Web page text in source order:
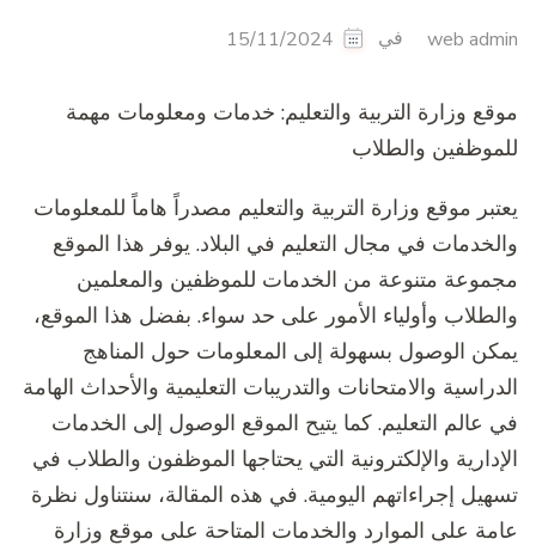
web admin في 15/11/2024
موقع وزارة التربية والتعليم: خدمات ومعلومات مهمة
للموظفين والطلاب
يعتبر موقع وزارة التربية والتعليم مصدراً هاماً للمعلومات
والخدمات في مجال التعليم في البلاد. يوفر هذا الموقع
مجموعة متنوعة من الخدمات للموظفين والمعلمين
والطلاب وأولياء الأمور على حد سواء. بفضل هذا الموقع،
يمكن الوصول بسهولة إلى المعلومات حول المناهج
الدراسية والامتحانات والتدريبات التعليمية والأحداث الهامة
في عالم التعليم. كما يتيح الموقع الوصول إلى الخدمات
الإدارية والإلكترونية التي يحتاجها الموظفون والطلاب في
تسهيل إجراءاتهم اليومية. في هذه المقالة، سنتناول نظرة
عامة على الموارد والخدمات المتاحة على موقع وزارة